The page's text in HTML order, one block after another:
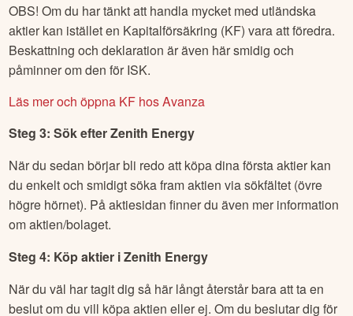
OBS! Om du har tänkt att handla mycket med utländska
aktier kan istället en Kapitalförsäkring (KF) vara att föredra.
Beskattning och deklaration är även här smidig och
påminner om den för ISK.
Läs mer och öppna KF hos Avanza
Steg 3: Sök efterZenith Energy
När du sedan börjar bli redo att köpa dina första aktier kan
du enkelt och smidigt söka fram aktien via sökfältet (övre
högre hörnet). På aktiesidan finner du även mer information
om aktien/bolaget.
Steg 4: Köp aktier iZenith Energy
När du väl har tagit dig så här långt återstår bara att ta en
beslut om du vill köpa aktien eller ej. Om du beslutar dig för